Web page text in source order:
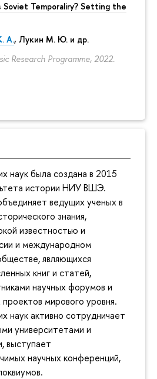
Soviet Temporaliry? Setting the
А., Лукин М. Ю. и др.
Research Programme, 2022.
наук была создана в 2015
истории НИУ ВШЭ.
ведущих ученых в
знания,
известностью и
и международном
являющихся
книг и статей,
научных форумов и
мирового уровня.
наук активно сотрудничает
университетами и
выступает
научных конференций,